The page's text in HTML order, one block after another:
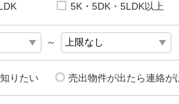
5K・5DK・5LDK以上
～
りたい 売出物件が出たら連絡が